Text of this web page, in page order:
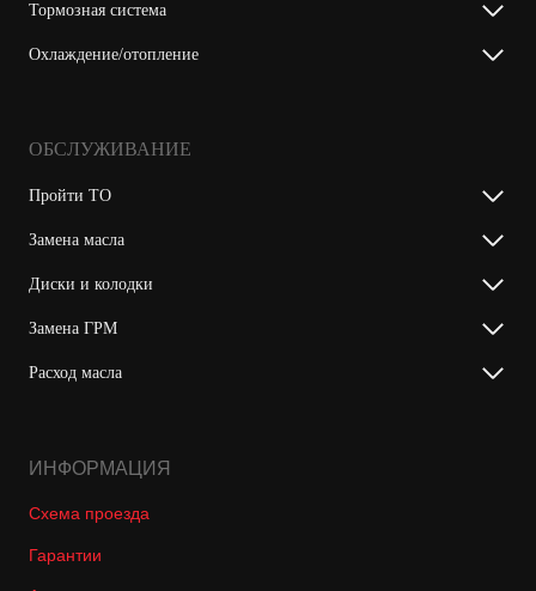
Тормозная система
Охлаждение/отопление
ОБСЛУЖИВАНИЕ
Пройти ТО
Замена масла
Диски и колодки
Замена ГРМ
Расход масла
ИНФОРМАЦИЯ
Схема проезда
Гарантии